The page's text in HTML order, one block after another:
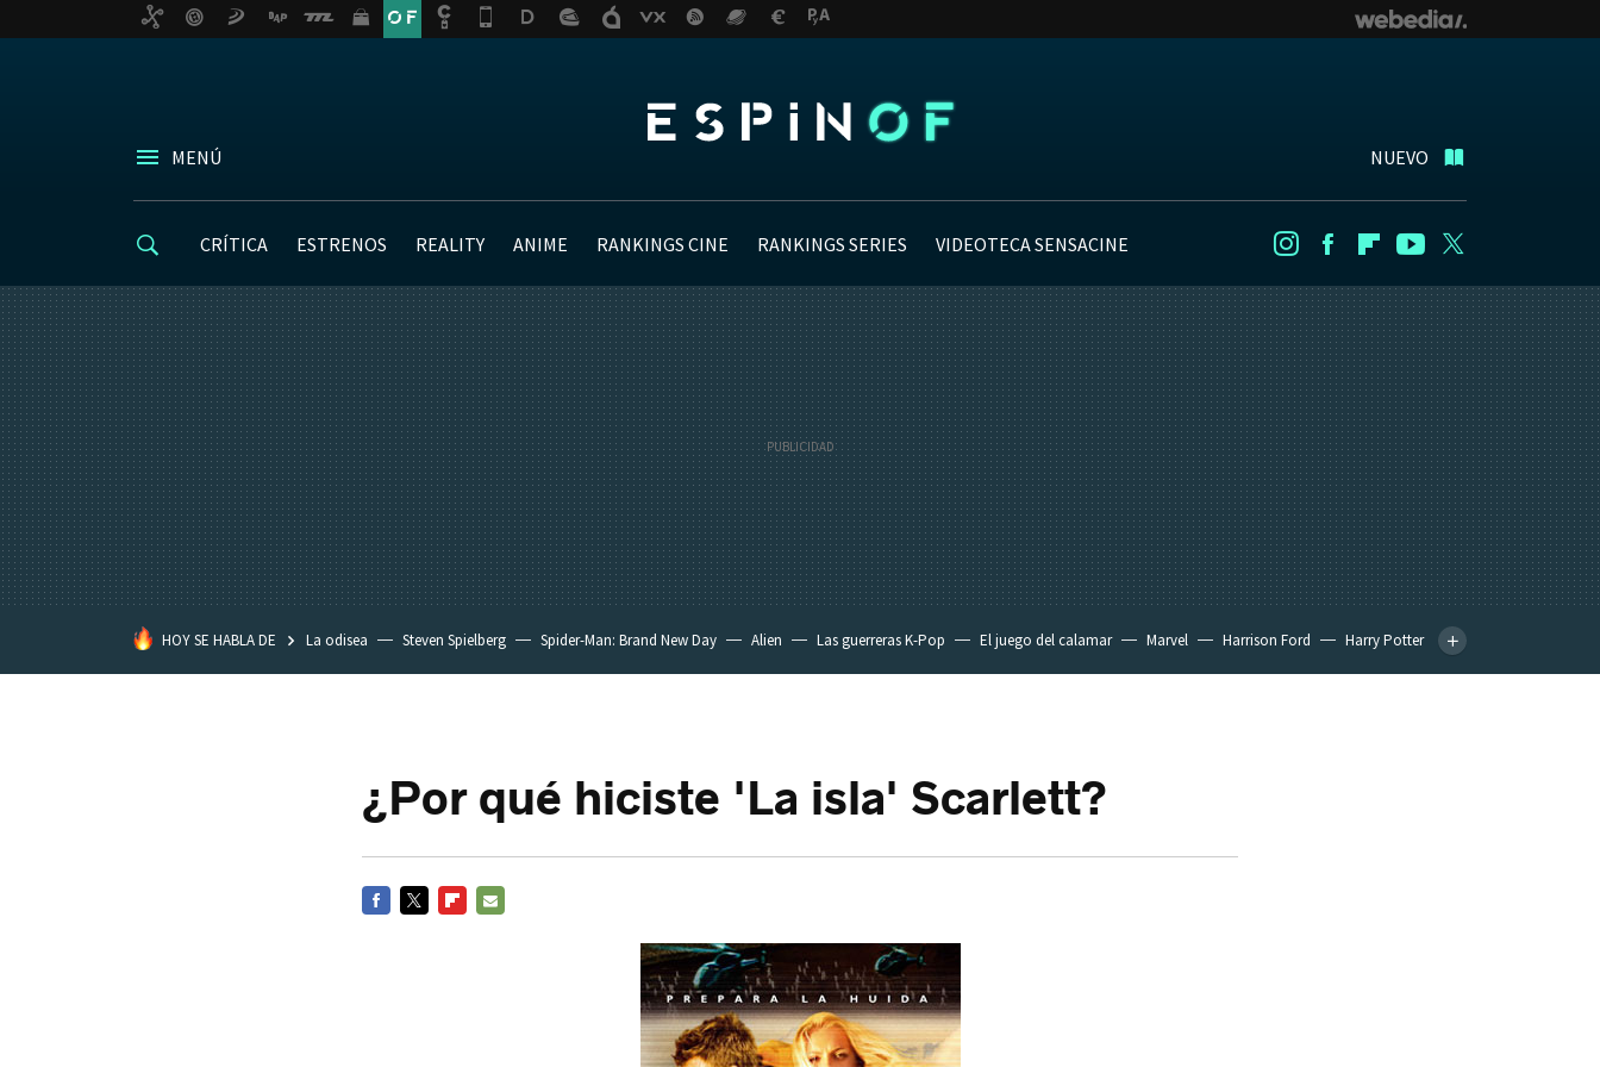
MENÚ NUEVO
CRÍTICA ESTRENOS REALITY ANIME RANKINGS CINE RANKINGS SERIES VIDEOTECA SENSACINE InstagramFacebookFlipboard
Youtube
HOY SE HABLA DE La odisea Steven Spielberg Spider-Man: Brand New Day Alien Las guerreras K-Pop El juego del calamar Marvel Harrison Ford
Harry Potter
¿Por qué hiciste 'La isla' Scarlett?